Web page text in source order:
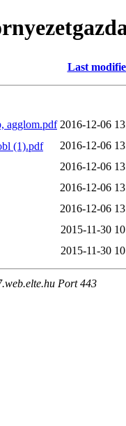
Last
agglom.pdf 2016-12-06
(1).pdf
2016-12-06
2016-12-06
2016-12-06
2016-12-06
2015-11-30
2015-11-30
Port 443